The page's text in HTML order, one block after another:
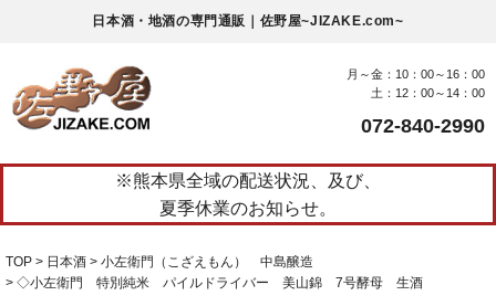
日本酒・地酒の専門通販｜佐野屋~JIZAKE.com~
月～金：10：00～16：00
土：12：00～14：00
072-840-2990
※熊本県全域の配送状況、及び、
夏季休業のお知らせ。
TOP 日本酒
小左衛門（こざえもん） 中島醸造
◇小左衛門 特別純米 パイルドライバー 美山錦 7号酵母 生酒